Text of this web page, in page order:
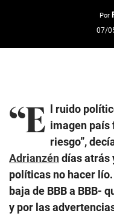
Por
07/
“E l ruido
imagen país
riesgo”,
Adrianzéndías atrás
políticas no hacer
baja de BBB a BBB-
y por las